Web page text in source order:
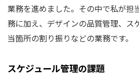
業務を進めました。その中で私が担
務に加え、デザインの品質管理、ス
当箇所の割り振りなどの業務です。
スケジュール管理の課題